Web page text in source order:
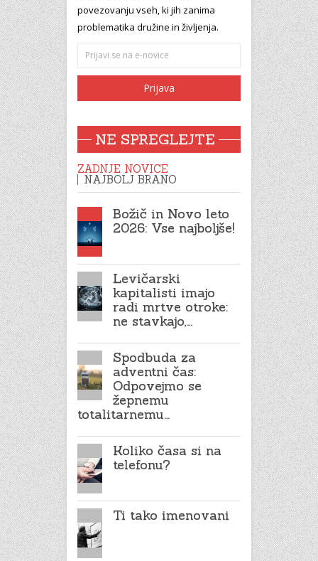
povezovanju vseh, ki jih zanima
problematika družine in življenja.
NE SPREGLEJTE
ZADNJE NOVICE
NAJBOLJ BRANO
Božič in Novo leto
2026: Vse najboljše!
Levičarski
kapitalisti imajo
radi mrtve otroke:
ne stavkajo,…
Spodbuda za
adventni čas:
Odpovejmo se
žepnemu
totalitarnemu…
Koliko časa si na
telefonu?
Ti tako imenovani